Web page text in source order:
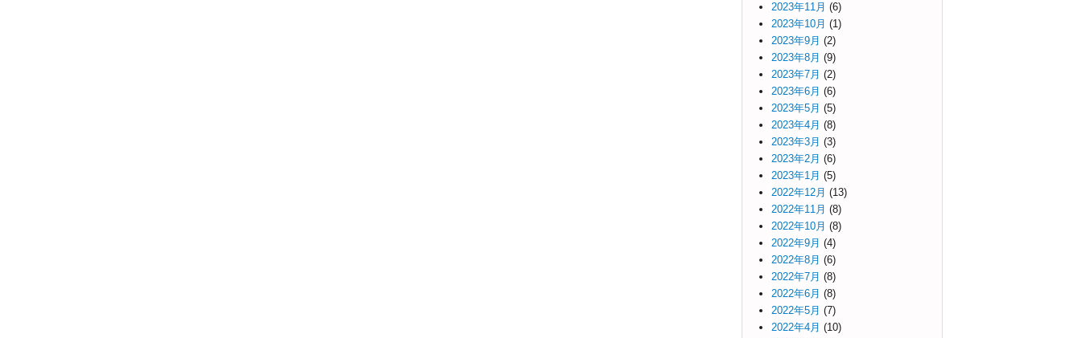
2023年11月 (6)
2023年10月 (1)
2023年9月 (2)
2023年8月 (9)
2023年7月 (2)
2023年6月 (6)
2023年5月 (5)
2023年4月 (8)
2023年3月 (3)
2023年2月 (6)
2023年1月 (5)
2022年12月 (13)
2022年11月 (8)
2022年10月 (8)
2022年9月 (4)
2022年8月 (6)
2022年7月 (8)
2022年6月 (8)
2022年5月 (7)
2022年4月 (10)